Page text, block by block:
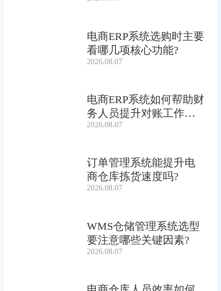
电商ERP系统选购时主要
看哪几项核心功能?
2026.08.07
电商ERP系统如何帮助财
务人员提升对账工作效
率?
2026.08.07
订单管理系统能提升电
商仓库拣货速度吗?
2026.08.07
WMS仓储管理系统选型
要注意哪些关键因素?
2026.08.07